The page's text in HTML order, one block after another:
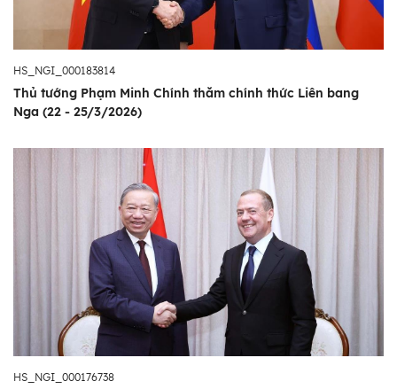
HS_NGI_000183814
Thủ tướng Phạm Minh Chính thăm chính thức Liên bang
Nga (22 - 25/3/2026)
HS_NGI_000176738